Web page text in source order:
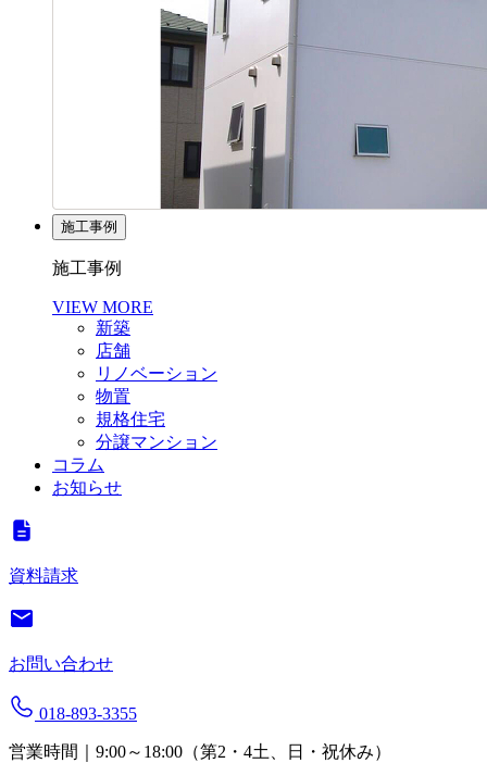
施工事例
施工事例
VIEW MORE
新築
店舗
リノベーション
物置
規格住宅
分譲マンション
コラム
お知らせ
資料請求
お問い合わせ
018-893-3355
営業時間｜9:00～18:00（第2・4土、日・祝休み）